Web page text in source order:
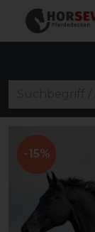
-15%